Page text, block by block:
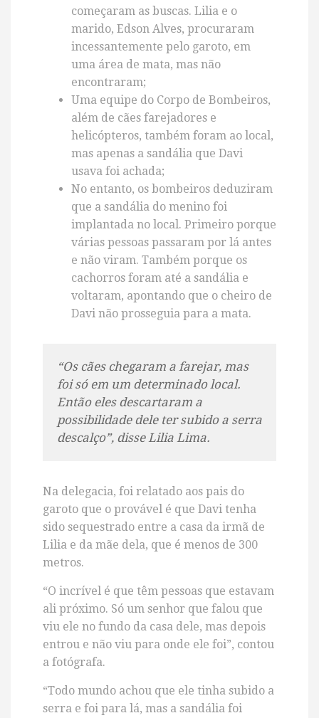
começaram as buscas. Lilia e o
marido, Edson Alves, procuraram
incessantemente pelo garoto, em
uma área de mata, mas não
encontraram;
Uma equipe do Corpo de Bombeiros,
além de cães farejadores e
helicópteros, também foram ao local,
mas apenas a sandália que Davi
usava foi achada;
No entanto, os bombeiros deduziram
que a sandália do menino foi
implantada no local. Primeiro porque
várias pessoas passaram por lá antes
e não viram. Também porque os
cachorros foram até a sandália e
voltaram, apontando que o cheiro de
Davi não prosseguia para a mata.
“Os cães chegaram a farejar, mas
foi só em um determinado local.
Então eles descartaram a
possibilidade dele ter subido a serra
descalço”, disse Lilia Lima.
Na delegacia, foi relatado aos pais do
garoto que o provável é que Davi tenha
sido sequestrado entre a casa da irmã de
Lilia e da mãe dela, que é menos de 300
metros.
“O incrível é que têm pessoas que estavam
ali próximo. Só um senhor que falou que
viu ele no fundo da casa dele, mas depois
entrou e não viu para onde ele foi”, contou
a fotógrafa.
“Todo mundo achou que ele tinha subido a
serra e foi para lá, mas a sandália foi